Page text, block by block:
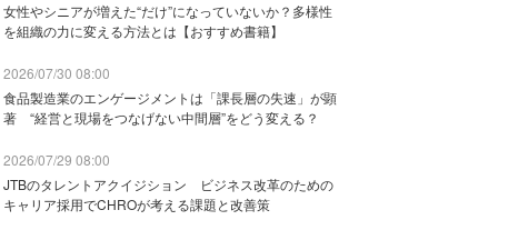
女性やシニアが増えた“だけ”になっていないか？多様性
を組織の力に変える方法とは【おすすめ書籍】
2026/07/30 08:00
食品製造業のエンゲージメントは「課長層の失速」が顕
著 “経営と現場をつなげない中間層”をどう変える？
2026/07/29 08:00
JTBのタレントアクイジション ビジネス改革のための
キャリア採用でCHROが考える課題と改善策